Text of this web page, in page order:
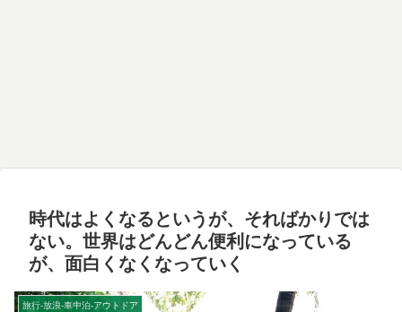
時代はよくなるというが、そればかりでは
ない。世界はどんどん便利になっている
が、面白くなくなっていく
旅行-放浪-車中泊-アウトドア